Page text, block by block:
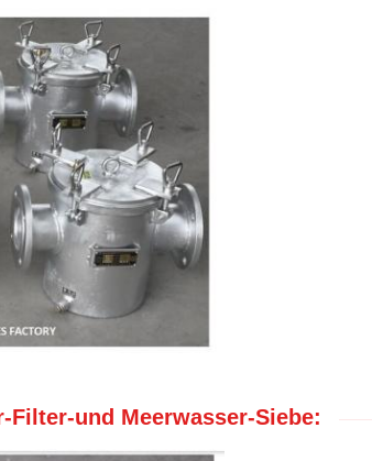
und Meerwasser-Siebe: